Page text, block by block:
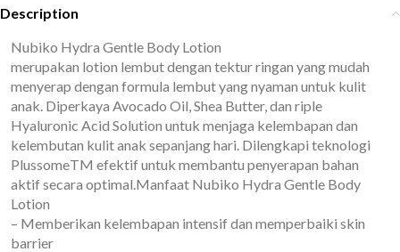
Description
Nubiko Hydra Gentle Body Lotion
merupakan lotion lembut dengan tektur ringan yang mudah
menyerap dengan formula lembut yang nyaman untuk kulit
anak. Diperkaya Avocado Oil, Shea Butter, dan riple
Hyaluronic Acid Solution untuk menjaga kelembapan dan
kelembutan kulit anak sepanjang hari. Dilengkapi teknologi
PlussomeTM efektif untuk membantu penyerapan bahan
aktif secara optimal.Manfaat Nubiko Hydra Gentle Body
Lotion
– Memberikan kelembapan intensif dan memperbaiki skin
barrier